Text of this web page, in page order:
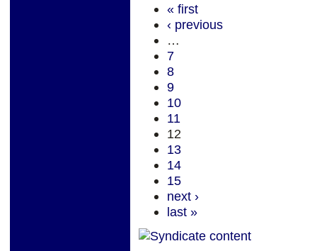
« first
‹ previous
…
7
8
9
10
11
12
13
14
15
next ›
last »